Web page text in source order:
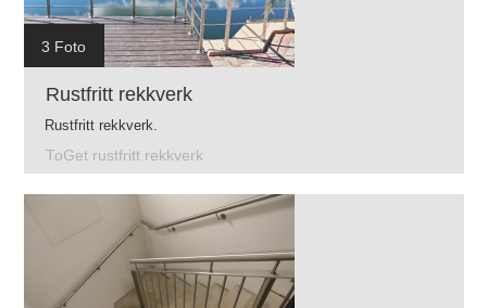
3 Foto
Rustfritt rekkverk
Rustfritt rekkverk.
ToGet rustfritt rekkverk